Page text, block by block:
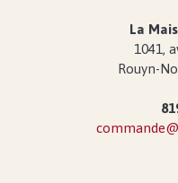
La
1041,
Rouyn-